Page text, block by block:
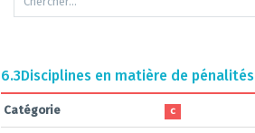
6.3Disciplines en matière de pénalités
Catégorie C